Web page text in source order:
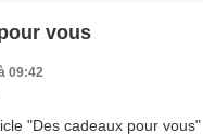
vous
09:42